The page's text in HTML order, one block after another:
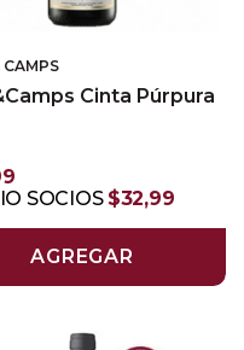
Cinta Púrpura
SOCIOS $32,99
AGREGAR